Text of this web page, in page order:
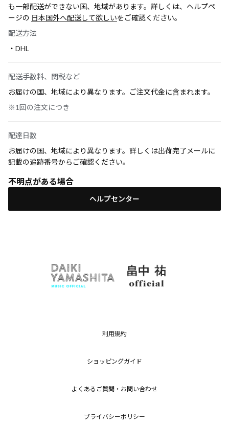
も一部配送ができない国、地域があります。詳しくは、ヘルプペ
ージの 日本国外へ配送して欲しいをご確認ください。
配送方法
・DHL
配送手数料、関税など
お届けの国、地域により異なります。ご注文代金に含まれます。
※1回の注文につき
配達日数
お届けの国、地域により異なります。詳しくは出荷完了メールに
記載の追跡番号からご確認ください。
不明点がある場合
ヘルプセンター
利用規約
ショッピングガイド
よくあるご質問・お問い合わせ
プライバシーポリシー